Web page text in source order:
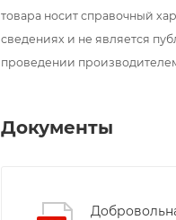
товара носит справочный
сведениях и не является
проведении
Документы